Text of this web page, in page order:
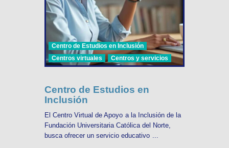
Centro de Estudios en Inclusión
Centros virtuales
Centros y servicios
Centro de Estudios en
Inclusión
El Centro Virtual de Apoyo a la Inclusión de la
Fundación Universitaria Católica del Norte,
busca ofrecer un servicio educativo ...